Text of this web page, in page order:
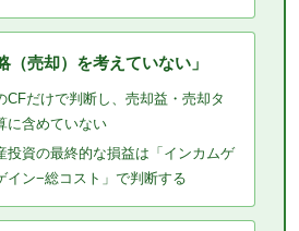
売却）を考えていない」
CFだけで判断し、売却益・売却タ
に含めていない
投資の最終的な損益は「インカムゲ
イン−総コスト」で判断する